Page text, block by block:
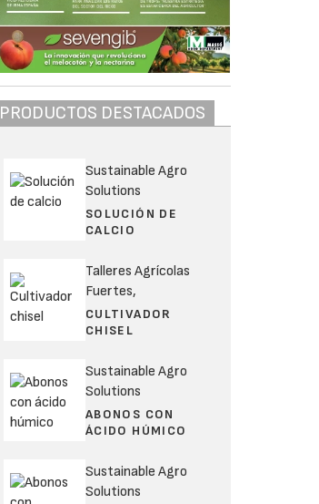
PRODUCTOS DESTACADOS
Sustainable Agro
Solutions
SOLUCIÓN DE
CALCIO
Talleres Agrícolas
Fuertes,
CULTIVADOR
CHISEL
Sustainable Agro
Solutions
ABONOS CON
ÁCIDO HÚMICO
Sustainable Agro
Solutions